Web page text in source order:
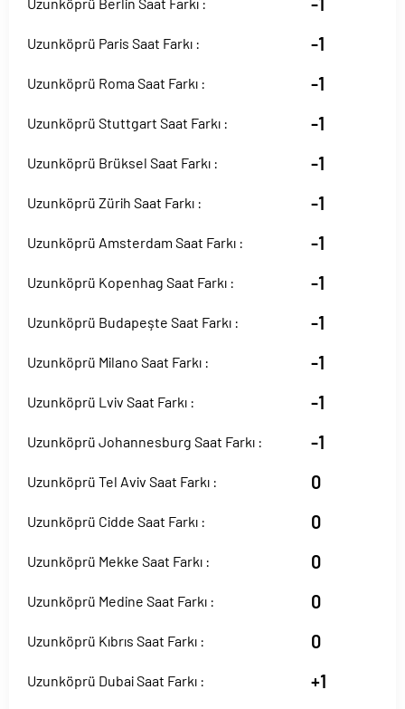
Uzunköprü Paris Saat Farkı : -1
Uzunköprü Roma Saat Farkı : -1
Uzunköprü Stuttgart Saat Farkı : -1
Uzunköprü Brüksel Saat Farkı : -1
Uzunköprü Zürih Saat Farkı : -1
Uzunköprü Amsterdam Saat Farkı : -1
Uzunköprü Kopenhag Saat Farkı : -1
Uzunköprü Budapeşte Saat Farkı : -1
Uzunköprü Milano Saat Farkı : -1
Uzunköprü Lviv Saat Farkı : -1
Uzunköprü Johannesburg Saat Farkı : -1
Uzunköprü Tel Aviv Saat Farkı : 0
Uzunköprü Cidde Saat Farkı : 0
Uzunköprü Mekke Saat Farkı : 0
Uzunköprü Medine Saat Farkı : 0
Uzunköprü Kıbrıs Saat Farkı : 0
Uzunköprü Dubai Saat Farkı : +1